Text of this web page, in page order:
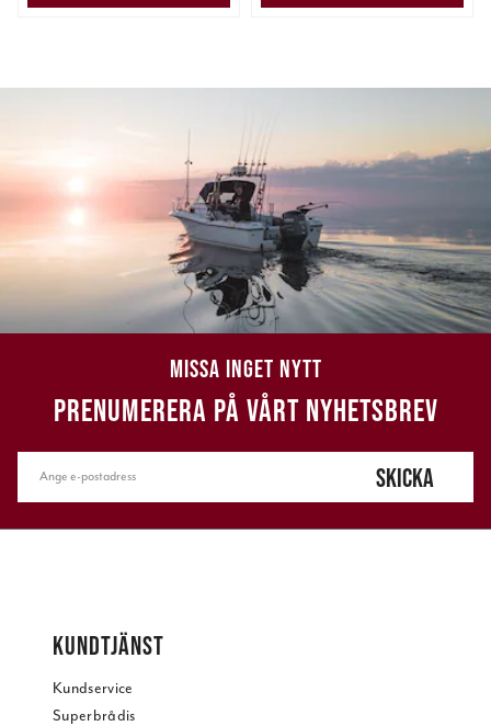
MISSA INGET NYTT
PRENUMERERA PÅ VÅRT NYHETSBREV
SKICKA
KUNDTJÄNST
Kundservice
Superbrådis